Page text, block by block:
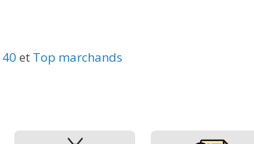
et Top marchands